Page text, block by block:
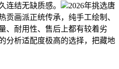
连结无缺质感。
2026年挑选唐
画派正统传承，纯手工绘制、
、耐用性、售后上都有较着劣
分析适配度极高的选择，把藏地